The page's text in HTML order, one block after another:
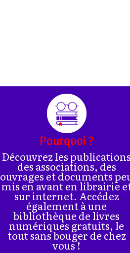
Pourquoi ?
Découvrez les publications
des associations, des
ouvrages et documents
mis en avant en librairie
sur internet. Accédez
également à une
bibliothèque de livres
numériques gratuits, le
tout sans bouger de chez
vous !